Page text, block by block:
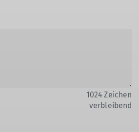
1024 Zeichen
verbleibend